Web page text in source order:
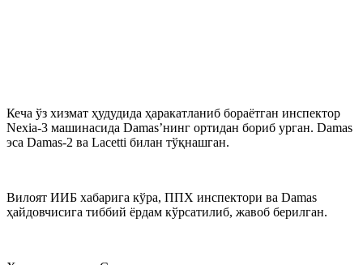
Кеча ўз хизмат ҳудудида ҳаракатланиб бораётган инспектор
Nexia-3 машинасида Damas’нинг ортидан бориб урган. Damas
эса Damas-2 ва Lacetti билан тўқнашган.
Вилоят ИИБ хабарига кўра, ППХ инспектори ва Damas
ҳайдовчисига тиббий ёрдам кўрсатилиб, жавоб берилган.